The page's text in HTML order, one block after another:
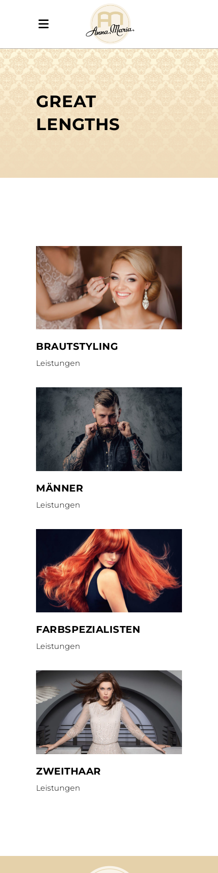
GREAT
LENGTHS
BRAUTSTYLING
Leistungen
MÄNNER
Leistungen
FARBSPEZIALISTEN
Leistungen
ZWEITHAAR
Leistungen